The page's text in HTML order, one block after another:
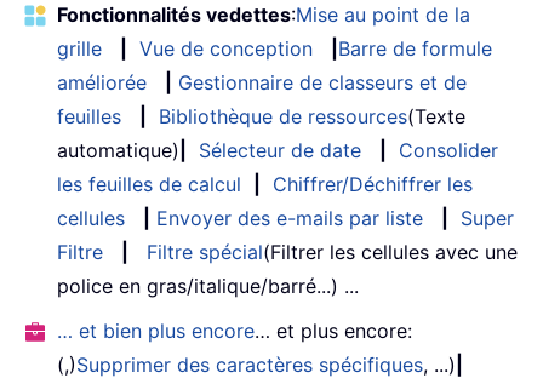
Fonctionnalités vedettes:Mise au point de la
grille
Vue de conception
Barre de formule
améliorée
Gestionnaire de classeurs et de
feuilles
Bibliothèque de ressources(Texte
automatique)
Sélecteur de date
Consolider
les feuilles de calcul
Chiffrer/Déchiffrer les
cellules
Envoyer des e-mails par liste
Super
Filtre
Filtre spécial(Filtrer les cellules avec une
police en gras/italique/barré...) ...
… et bien plus encore… et plus encore:
(,)Supprimer des caractères spécifiques, ...)